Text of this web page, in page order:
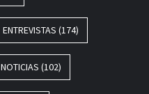
ENTREVISTAS (174)
NOTICIAS (102)